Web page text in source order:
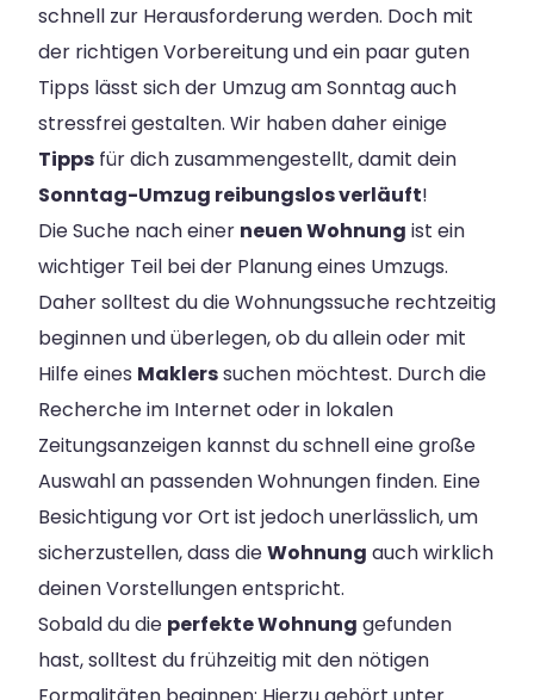
schnell zur Herausforderung werden. Doch mit
der richtigen Vorbereitung und ein paar guten
Tipps lässt sich der Umzug am Sonntag auch
stressfrei gestalten. Wir haben daher einige
Tipps für dich zusammengestellt, damit dein
Sonntag-Umzug reibungslos verläuft!
Die Suche nach einer neuen Wohnung ist ein
wichtiger Teil bei der Planung eines Umzugs.
Daher solltest du die Wohnungssuche rechtzeitig
beginnen und überlegen, ob du allein oder mit
Hilfe eines Maklerssuchen möchtest. Durch die
Recherche im Internet oder in lokalen
Zeitungsanzeigen kannst du schnell eine große
Auswahl an passenden Wohnungen finden. Eine
Besichtigung vor Ort ist jedoch unerlässlich, um
sicherzustellen, dass dieWohnung auch wirklich
deinen Vorstellungen entspricht.
Sobald du die perfekte Wohnung gefunden
hast, solltest du frühzeitig mit den nötigen